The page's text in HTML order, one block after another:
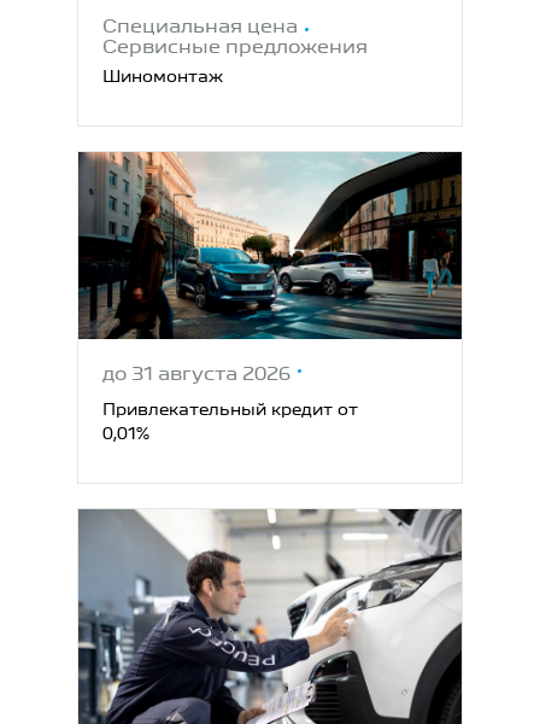
Специальная цена
Сервисные предложения
Шиномонтаж
до 31 августа 2026
Привлекательный кредит от
0,01%